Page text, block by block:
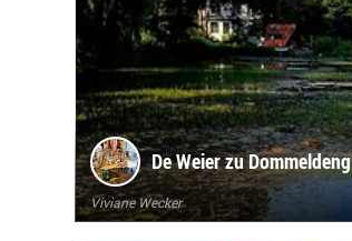
De Weier zu Dommeldeng
Viviane Wecker